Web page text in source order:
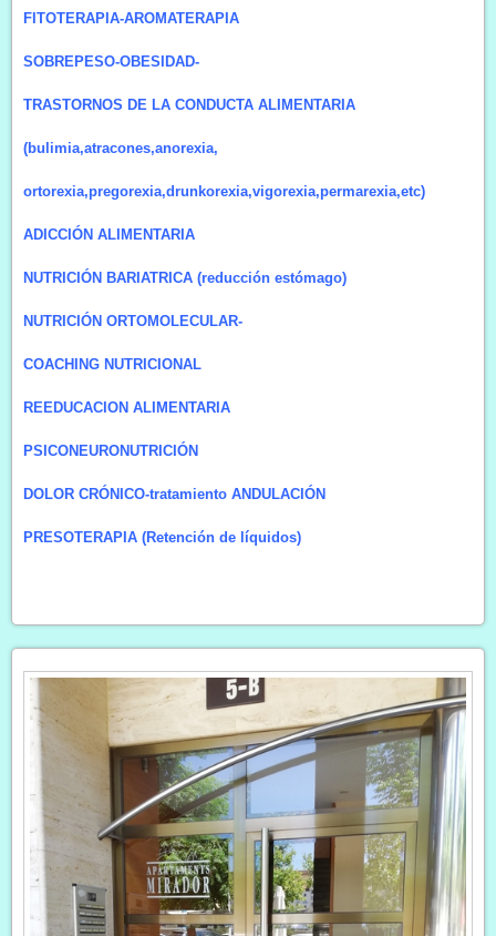
FITOTERAPIA-AROMATERAPIA
SOBREPESO-OBESIDAD-
TRASTORNOS DE LA CONDUCTA ALIMENTARIA
(bulimia,atracones,anorexia,
ortorexia,pregorexia,drunkorexia,vigorexia,permarexia,etc)
ADICCIÓN ALIMENTARIA
NUTRICIÓN BARIATRICA (reducción estómago)
NUTRICIÓN ORTOMOLECULAR-
COACHING NUTRICIONAL
REEDUCACION ALIMENTARIA
PSICONEURONUTRICIÓN
DOLOR CRÓNICO-tratamiento ANDULACIÓN
PRESOTERAPIA (Retención de líquidos)